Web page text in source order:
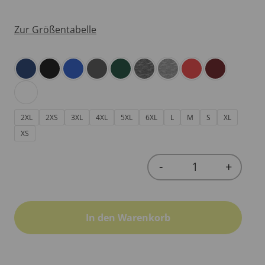
Zur Größentabelle
2XL 2XS 3XL 4XL 5XL 6XL L M S
XL
XS
Quantity
- +
In den Warenkorb